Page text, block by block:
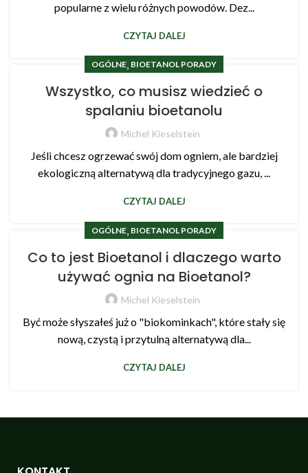
popularne z wielu różnych powodów. Dez...
CZYTAJ DALEJ
OGÓLNE, BIOETANOL PORADY
Wszystko, co musisz wiedzieć o
spalaniu bioetanolu
Michel Kieselstein
Jeśli chcesz ogrzewać swój dom ogniem, ale bardziej
ekologiczną alternatywą dla tradycyjnego gazu, ...
CZYTAJ DALEJ
OGÓLNE, BIOETANOL PORADY
Co to jest Bioetanol i dlaczego warto
używać ognia na Bioetanol?
Michel Kieselstein
Być może słyszałeś już o "biokominkach", które stały się
nową, czystą i przytulną alternatywą dla...
CZYTAJ DALEJ